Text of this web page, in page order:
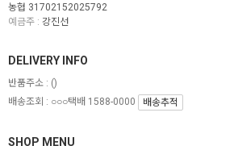
농협 31702152025792
예금주 : 강진선
SHOP MENU
DELIVERY INFO
반품주소 : ()
배송조회 : ○○○택배 1588-0000
배송추적